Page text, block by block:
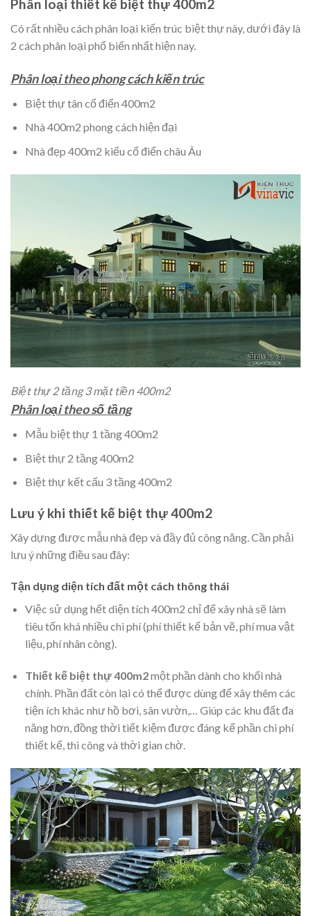
Phân loại thiết kế biệt thự 400m2
Có rất nhiều cách phân loại kiến trúc biệt thự này, dưới đây là
2 cách phân loại phổ biến nhất hiện nay.
Phân loại theo phong cách kiến trúc
Biệt thự tân cổ điển 400m2
Nhà 400m2 phong cách hiện đại
Nhà đẹp 400m2 kiểu cổ điển châu Âu
Biệt thự 2 tầng 3 mặt tiền 400m2
Phân loại theo số tầng
Mẫu biệt thự 1 tầng 400m2
Biệt thự 2 tầng 400m2
Biệt thự kết cấu 3 tầng 400m2
Lưu ý khi thiết kế biệt thự 400m2
Xây dựng được mẫu nhà đẹp và đầy đủ công năng. Cần phải
lưu ý những điều sau đây:
Tận dụng diện tích đất một cách thông thái
Việc sử dụng hết diện tích 400m2 chỉ để xây nhà sẽ làm
tiêu tốn khá nhiều chi phí (phí thiết kế bản vẽ, phí mua vật
liệu, phí nhân công).
Thiết kế biệt thự 400m2một phần dành cho khối nhà
chính. Phần đất còn lại có thể được dùng để xây thêm các
tiện ích khác như hồ bơi, sân vườn,… Giúp các khu đất đa
năng hơn, đồng thời tiết kiệm được đáng kể phần chi phí
thiết kế, thi công và thời gian chờ.